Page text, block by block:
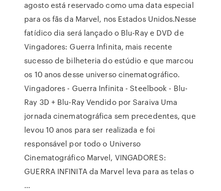
agosto está reservado como uma data especial
para os fãs da Marvel, nos Estados Unidos.Nesse
fatídico dia será lançado o Blu-Ray e DVD de
Vingadores: Guerra Infinita, mais recente
sucesso de bilheteria do estúdio e que marcou
os 10 anos desse universo cinematográfico.
Vingadores - Guerra Infinita - Steelbook - Blu-
Ray 3D + Blu-Ray Vendido por Saraiva Uma
jornada cinematográfica sem precedentes, que
levou 10 anos para ser realizada e foi
responsável por todo o Universo
Cinematográfico Marvel, VINGADORES:
GUERRA INFINITA da Marvel leva para as telas o
…